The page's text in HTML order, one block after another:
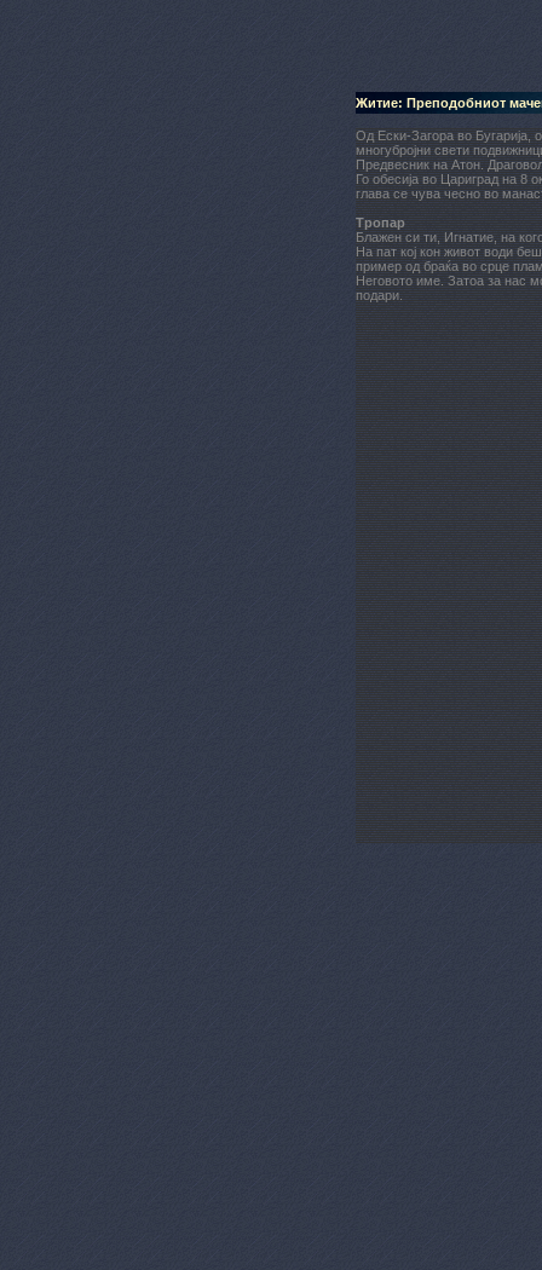
Житие: Преподобниот
Од Ески-Загора во Бугарија,
многубројни свети
Предвесник на Атон.
Го обесија во Цариград на 8
глава се чува чесно во
Тропар
Блажен си ти, Игнатие, на
На пат кој кон живот води
пример од браќа во срце
Неговото име. Затоа за нас
подари.